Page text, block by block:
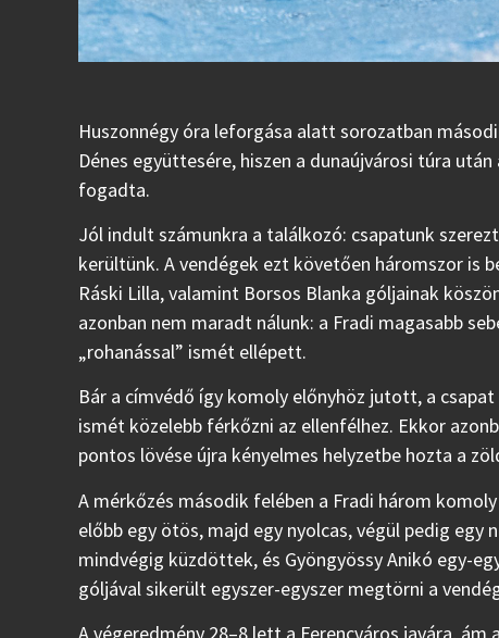
Huszonnégy óra leforgása alatt sorozatban
Dénes együttesére, hiszen a dunaújvárosi túra
fogadta.
Jól indult számunkra a találkozó: csapatunk
kerültünk. A vendégek ezt követően háromszor is
Ráski Lilla, valamint Borsos Blanka góljainak
azonban nem maradt nálunk: a Fradi magasabb
„rohanással” ismét ellépett.
Bár a címvédő így komoly előnyhöz jutott, a
ismét közelebb férkőzni az ellenfélhez. Ekkor
pontos lövése újra kényelmes helyzetbe hozta a
A mérkőzés második felében a Fradi három
előbb egy ötös, majd egy nyolcas, végül pedig
mindvégig küzdöttek, és Gyöngyössy Anikó egy-
góljával sikerült egyszer-egyszer megtörni a